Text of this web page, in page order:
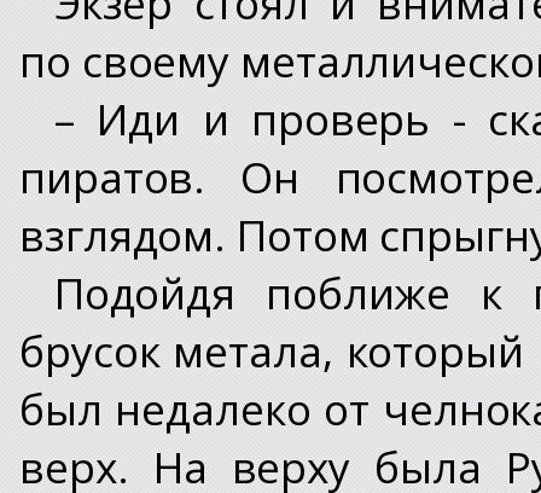
по своему
– Иди и проверь -
пиратов. Он
взглядом. Потом
Подойдя поближе к
брусок метала,
был недалеко от
верх. На верху была